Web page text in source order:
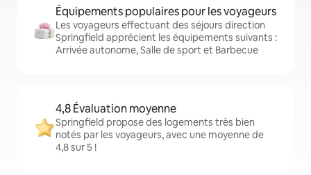
Équipements populaires pour les voyageurs
Les voyageurs effectuant des séjours direction
Springfield apprécient les équipements suivants :
Arrivée autonome, Salle de sport et Barbecue
4,8 Évaluation moyenne
Springfield propose des logements très bien
notés par les voyageurs, avec une moyenne de
4,8 sur 5 !